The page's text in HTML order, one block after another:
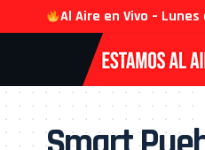
Al Aire en Vivo –